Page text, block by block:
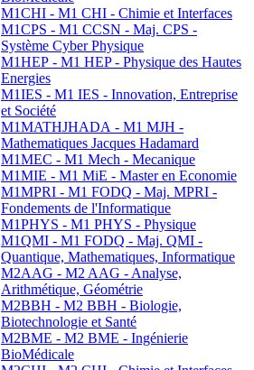
M1CHI - M1 CHI - Chimie et Interfaces
M1CPS - M1 CCSN - Maj. CPS -
Système Cyber Physique
M1HEP - M1 HEP - Physique des Hautes
Energies
M1IES - M1 IES - Innovation, Entreprise
et Société
M1MATHJHADA - M1 MJH -
Mathematiques Jacques Hadamard
M1MEC - M1 Mech - Mecanique
M1MIE - M1 MiE - Master en Economie
M1MPRI - M1 FODQ - Maj. MPRI -
Fondements de l'Informatique
M1PHYS - M1 PHYS - Physique
M1QMI - M1 FODQ - Maj. QMI -
Quantique, Mathematiques, Informatique
M2AAG - M2 AAG - Analyse,
Arithmétique, Géométrie
M2BBH - M2 BBH - Biologie,
Biotechnologie et Santé
M2BME - M2 BME - Ingénierie
BioMédicale